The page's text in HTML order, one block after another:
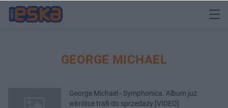
GEORGE MICHAEL
George Michael - Symphonica. Album już
wkrótce trafi do sprzedaży [VIDEO]